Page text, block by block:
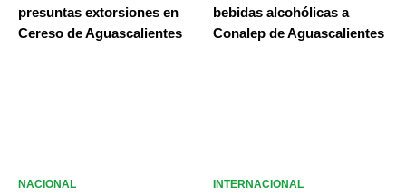
presuntas extorsiones en
Cereso de Aguascalientes
bebidas alcohólicas a
Conalep de Aguascalientes
NACIONAL INTERNACIONAL